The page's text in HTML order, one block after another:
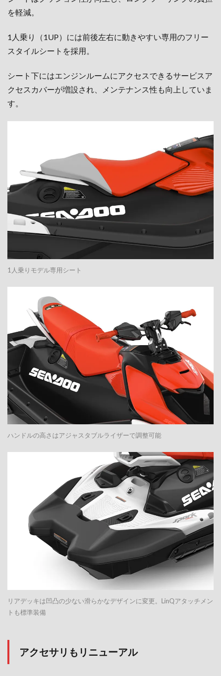
を軽減。
1人乗り（1UP）には前後左右に動きやすい専用のフリー
スタイルシートを採用。
シート下にはエンジンルームにアクセスできるサービスア
クセスカバーが増設され、メンテナンス性も向上していま
す。
1人乗りモデル専用シート
ハンドルの高さはアジャスタブルライザーで調整可能
リアデッキは凹凸の少ない滑らかなデザインに変更。LinQアタッチメン
トも標準装備
アクセサリもリニューアル